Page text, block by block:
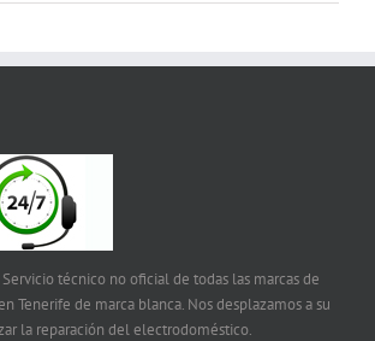
técnico no oficial de todas las marcas de
Tenerife de marca blanca. Nos desplazamos a su
la reparación del electrodoméstico.